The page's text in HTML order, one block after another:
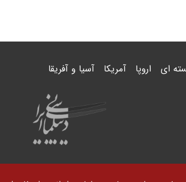
ای اروپا آمریکا آسیا و آفریقا